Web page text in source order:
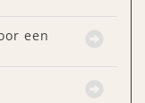
een